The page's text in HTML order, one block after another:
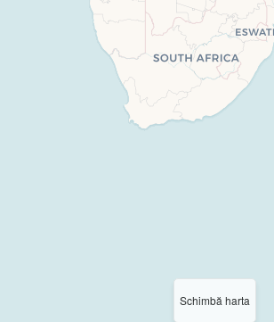
Schimbă harta